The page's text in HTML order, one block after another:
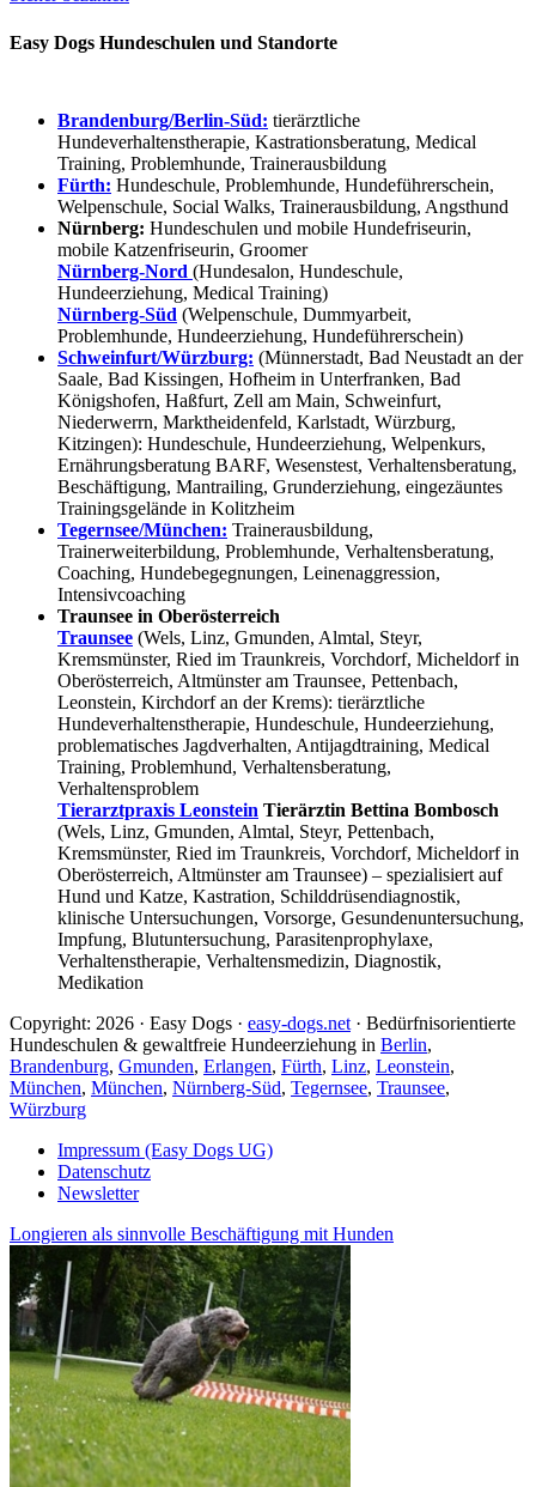
Easy Dogs Hundeschulen und Standorte
Brandenburg/Berlin-Süd: tierärztliche
Hundeverhaltenstherapie, Kastrationsberatung, Medical
Training, Problemhunde, Trainerausbildung
Fürth: Hundeschule, Problemhunde, Hundeführerschein,
Welpenschule, Social Walks, Trainerausbildung, Angsthund
Nürnberg: Hundeschulen und mobile Hundefriseurin,
mobile Katzenfriseurin, Groomer
Nürnberg-Nord (Hundesalon, Hundeschule,
Hundeerziehung, Medical Training)
Nürnberg-Süd (Welpenschule, Dummyarbeit,
Problemhunde, Hundeerziehung, Hundeführerschein)
Schweinfurt/Würzburg: (Münnerstadt, Bad Neustadt an der
Saale, Bad Kissingen, Hofheim in Unterfranken, Bad
Königshofen, Haßfurt, Zell am Main, Schweinfurt,
Niederwerrn, Marktheidenfeld, Karlstadt, Würzburg,
Kitzingen): Hundeschule, Hundeerziehung, Welpenkurs,
Ernährungsberatung BARF, Wesenstest, Verhaltensberatung,
Beschäftigung, Mantrailing, Grunderziehung, eingezäuntes
Trainingsgelände in Kolitzheim
Tegernsee/München: Trainerausbildung,
Trainerweiterbildung, Problemhunde, Verhaltensberatung,
Coaching, Hundebegegnungen, Leinenaggression,
Intensivcoaching
Traunsee in Oberösterreich
Traunsee (Wels, Linz, Gmunden, Almtal, Steyr,
Kremsmünster, Ried im Traunkreis, Vorchdorf, Micheldorf in
Oberösterreich, Altmünster am Traunsee, Pettenbach,
Leonstein, Kirchdorf an der Krems): tierärztliche
Hundeverhaltenstherapie, Hundeschule, Hundeerziehung,
problematisches Jagdverhalten, Antijagdtraining, Medical
Training, Problemhund, Verhaltensberatung,
Verhaltensproblem
Tierarztpraxis Leonstein Tierärztin Bettina Bombosch
(Wels, Linz, Gmunden, Almtal, Steyr, Pettenbach,
Kremsmünster, Ried im Traunkreis, Vorchdorf, Micheldorf in
Oberösterreich, Altmünster am Traunsee) – spezialisiert auf
Hund und Katze, Kastration, Schilddrüsendiagnostik,
klinische Untersuchungen, Vorsorge, Gesundenuntersuchung,
Impfung, Blutuntersuchung, Parasitenprophylaxe,
Verhaltenstherapie, Verhaltensmedizin, Diagnostik,
Medikation
Copyright: 2026 · Easy Dogs · easy-dogs.net · Bedürfnisorientierte
Hundeschulen & gewaltfreie Hundeerziehung in Berlin,
Brandenburg, Gmunden, Erlangen, Fürth, Linz, Leonstein,
München, München, Nürnberg-Süd, Tegernsee, Traunsee,
Würzburg
Impressum (Easy Dogs UG)
Datenschutz
Newsletter
Longieren als sinnvolle Beschäftigung mit Hunden